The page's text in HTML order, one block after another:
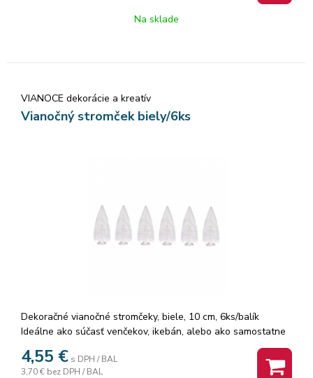
Na sklade
VIANOCE dekorácie a kreatív
Vianočný stromček biely/6ks
Dekoračné vianočné stromčeky, biele, 10 cm, 6ks/balík
Ideálne ako súčasť venčekov, ikebán, alebo ako samostatne
stojaca ozdoba. Použiť ich môžete aj napríklad na svoje
vlastné handmade výrobky.
4,55 € s DPH / BAL
3,70 € bez DPH / BAL